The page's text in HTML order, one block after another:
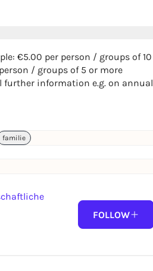
€5.00 per person / groups of 10
/ groups of 5 or more
further information e.g. on annual
familie
FOLLOW